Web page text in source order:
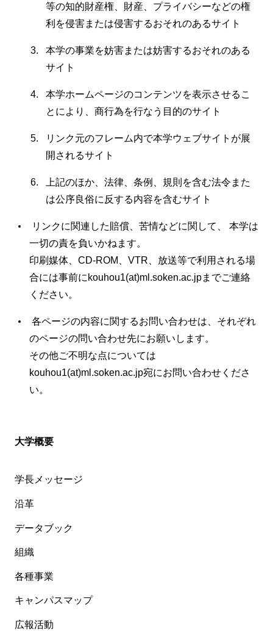
等の知的財産権、財産、プライバシーなどの権
利を侵害または侵害するおそれのあるサイト
本学の事業を妨害または妨害するおそれのある
サイト
本学ホームページのコンテンツを表示させるこ
とにより、商行為を行なう目的のサイト
リンク元のフレーム内で本学ウェブサイトが展
開されるサイト
上記のほか、法律、条例、規則を含む法令また
は公序良俗に反する内容を含むサイト
リンクに関連した賠償、苦情などに関して、 本学は
一切の責を負いかねます。
印刷媒体、CD-ROM、VTR、放送等で利用される場
合には事前にkouhou1(at)ml.soken.ac.jpまでご連絡
ください。
各ページの内容に関するお問い合わせは、それぞれ
のページの問い合わせ先にお願いします。
その他ご不明な点については
kouhou1(at)ml.soken.ac.jp宛にお問い合わせくださ
い。
大学概要
学長メッセージ
沿革
データブック
組織
各種事業
キャンパスマップ
広報活動